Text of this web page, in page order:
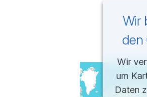
Wir
den
Wir
um
Daten